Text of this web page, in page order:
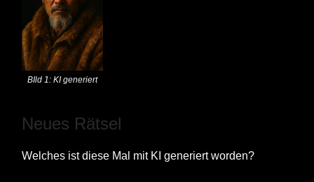
BIld 1: KI generiert
Neues Rätsel
Welches ist diese Mal mit KI generiert worden?